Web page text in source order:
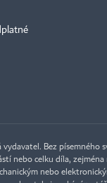
Bez písemného
nebo celku díla,
nebo